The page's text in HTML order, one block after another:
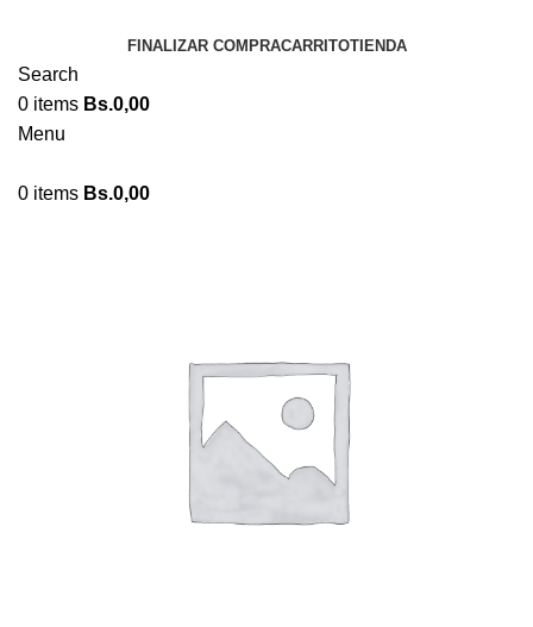
FINALIZAR COMPRACARRITOTIENDA
Search
0 items Bs.0,00
Menu
0 items Bs.0,00